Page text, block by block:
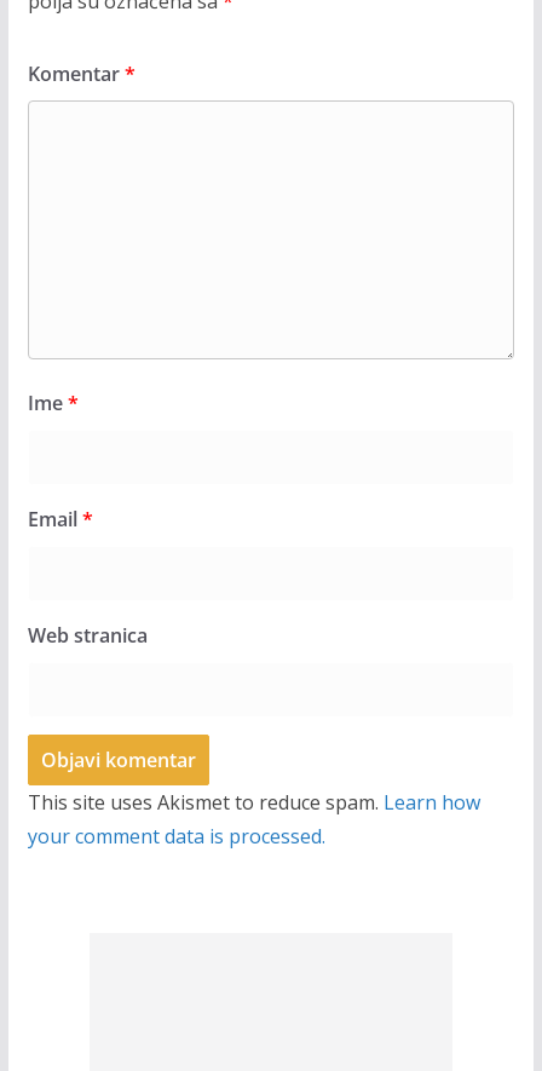
Komentar*
Ime*
Email*
Web stranica
This site uses Akismet to reduce spam. Learn how
your comment data is processed.